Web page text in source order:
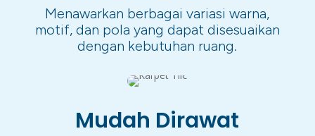
Menawarkan berbagai variasi warna,
motif, dan pola yang dapat disesuaikan
dengan kebutuhan ruang.
Mudah Dirawat